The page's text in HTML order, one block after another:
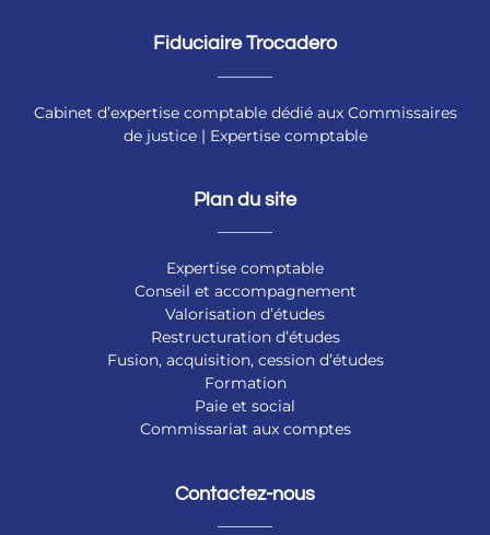
Fiduciaire Trocadero
Cabinet d’expertise comptable dédié aux Commissaires
de justice | Expertise comptable
Plan du site
Expertise comptable
Conseil et accompagnement
Valorisation d’études
Restructuration d’études
Fusion, acquisition, cession d’études
Formation
Paie et social
Commissariat aux comptes
Contactez-nous